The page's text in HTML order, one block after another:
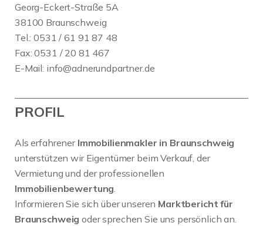
Georg-Eckert-Straße 5A
38100 Braunschweig
Tel.: 0531 / 61 91 87 48
Fax: 0531 / 20 81 467
E-Mail: info@adnerundpartner.de
PROFIL
Als erfahrener Immobilienmakler in Braunschweig
unterstützen wir Eigentümer beim Verkauf, der
Vermietung und der professionellen
Immobilienbewertung.
Informieren Sie sich über unseren Marktbericht für
Braunschweig oder sprechen Sie uns persönlich an.